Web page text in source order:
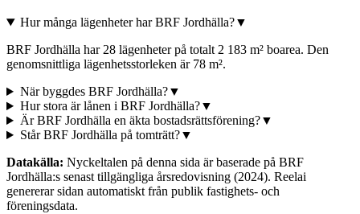
Hur många lägenheter har BRF Jordhälla?▼
BRF Jordhälla har 28 lägenheter på totalt 2 183 m² boarea. Den
genomsnittliga lägenhetsstorleken är 78 m².
När byggdes BRF Jordhälla?▼
Hur stora är lånen i BRF Jordhälla?▼
Är BRF Jordhälla en äkta bostadsrättsförening?▼
Står BRF Jordhälla på tomträtt?▼
Datakälla: Nyckeltalen på denna sida är baserade på BRF
Jordhälla:s senast tillgängliga årsredovisning (2024). Reelai
genererar sidan automatiskt från publik fastighets- och
föreningsdata.